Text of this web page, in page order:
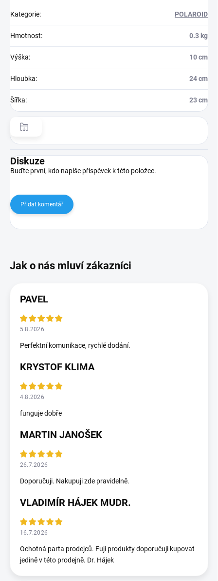
Kategorie: POLAROID
Hmotnost: 0.3 kg
Výška: 10 cm
Hloubka: 24 cm
Šířka: 23 cm
Diskuze
Buďte první, kdo napíše příspěvek k této položce.
Přidat komentář
PAVEL
5.8.2026
Perfektní komunikace, rychlé dodání.
KRYSTOF KLIMA
4.8.2026
funguje dobře
MARTIN JANOŠEK
26.7.2026
Doporučuji. Nakupuji zde pravidelně.
VLADIMÍR HÁJEK MUDR.
16.7.2026
Ochotná parta prodejců. Fuji produkty doporučuji kupovat
jedině v této prodejně. Dr. Hájek